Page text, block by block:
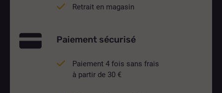
Retrait en magasin
Paiement sécurisé
Paiement 4 fois sans frais
à partir de 30 €